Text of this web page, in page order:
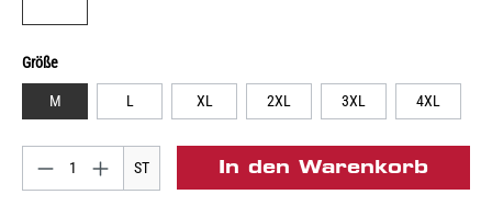
Größe
M L XL 2XL 3XL 4XL
ST In den Warenkorb